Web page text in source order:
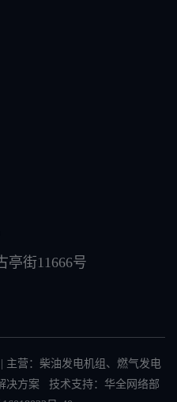
亭街11666号
营： 柴油发电机组 、 燃气发电
决方案 技术支持：华全网络部